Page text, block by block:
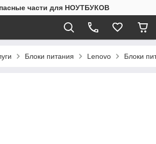
части для НОУТБУКОВ
Блоки питания Lenovo Блоки